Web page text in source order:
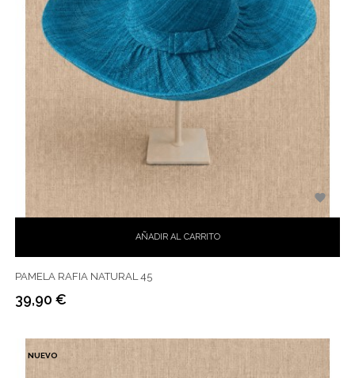
AÑADIR AL CARRITO

PAMELA RAFIA NATURAL 45
Precio
39,90 €
NUEVO